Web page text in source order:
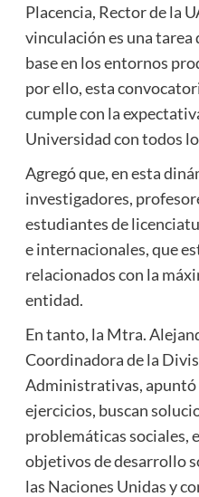
Placencia, Rector de la
vinculación es una tarea
base en los entornos
por ello, esta
cumple con la
Universidad con todos
Agregó que, en esta
investigadores,
estudiantes de
e internacionales, que
relacionados con la
entidad.
En tanto, la Mtra.
Coordinadora de la
Administrativas, apuntó
ejercicios, buscan
problemáticas sociales,
objetivos de desarrollo
las Naciones Unidas y